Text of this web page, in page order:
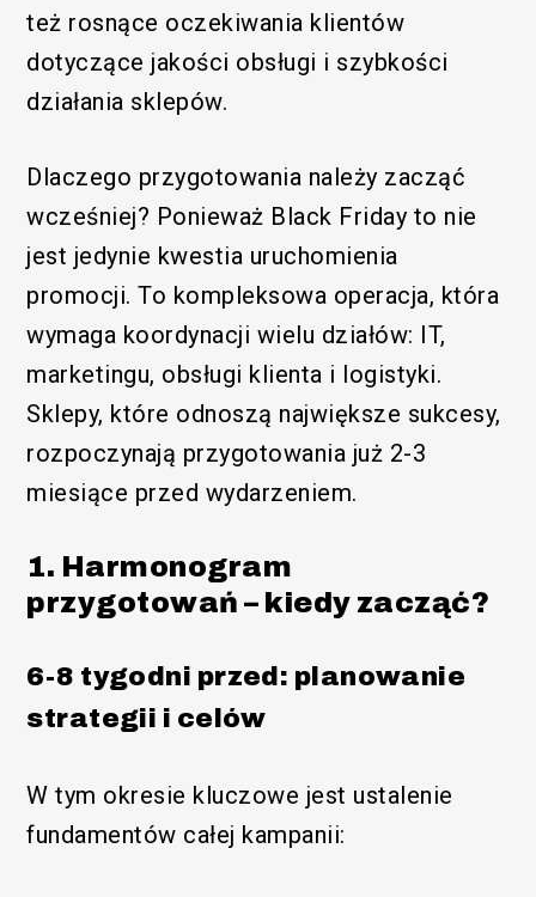
też rosnące oczekiwania klientów
dotyczące jakości obsługi i szybkości
działania sklepów.
Dlaczego przygotowania należy zacząć
wcześniej? Ponieważ Black Friday to nie
jest jedynie kwestia uruchomienia
promocji. To kompleksowa operacja, która
wymaga koordynacji wielu działów: IT,
marketingu, obsługi klienta i logistyki.
Sklepy, które odnoszą największe sukcesy,
rozpoczynają przygotowania już 2-3
miesiące przed wydarzeniem.
1. Harmonogram
przygotowań – kiedy zacząć?
6-8 tygodni przed: planowanie
strategii i celów
W tym okresie kluczowe jest ustalenie
fundamentów całej kampanii: